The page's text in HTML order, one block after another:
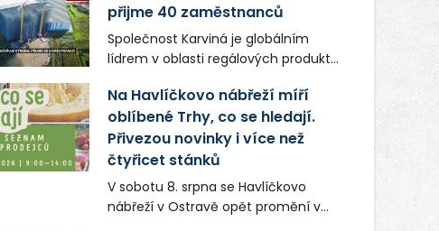
přijme 40 zaměstnanců
Společnost Karviná je globálním
lídrem v oblasti regálových produktů
zaměstnavatelem na Karvinsku a
firmou s obrovským potenciálem.
Na Havlíčkovo nábřeží míří
oblíbené Trhy, co se hledají.
Přivezou novinky i více než
čtyřicet stánků
V sobotu 8. srpna se Havlíčkovo
nábřeží v Ostravě opět promění v